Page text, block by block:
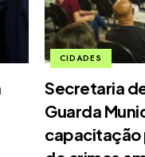
CIDADES
Secretaria
Guarda
capacitação